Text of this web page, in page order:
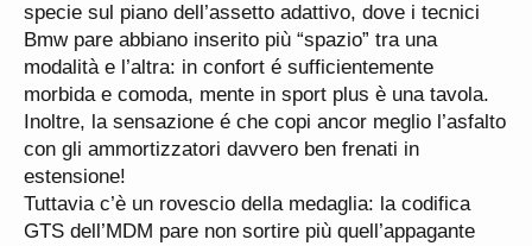
specie sul piano dell’assetto adattivo, dove i tecnici
Bmw pare abbiano inserito più “spazio” tra una
modalità e l’altra: in confort é sufficientemente
morbida e comoda, mente in sport plus è una tavola.
Inoltre, la sensazione é che copi ancor meglio l’asfalto
con gli ammortizzatori davvero ben frenati in
estensione!
Tuttavia c’è un rovescio della medaglia: la codifica
GTS dell’MDM pare non sortire più quell’appagante